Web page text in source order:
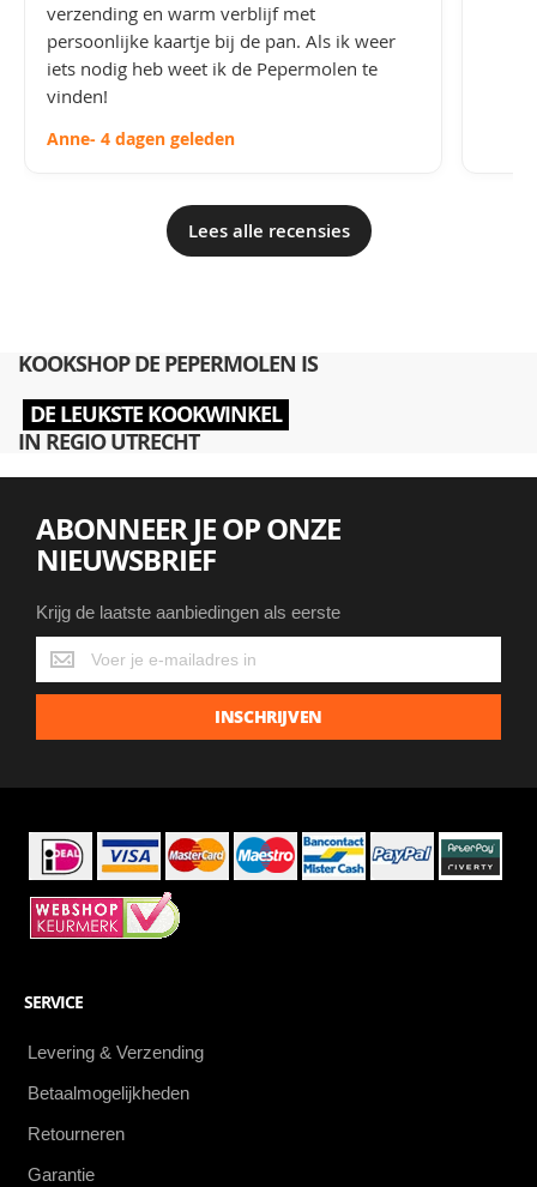
verzending en warm verblijf met
persoonlijke kaartje bij de pan. Als ik weer
iets nodig heb weet ik de Pepermolen te
vinden!
Anne- 4 dagen geleden
Lees alle recensies
KOOKSHOP DE PEPERMOLEN IS
DE LEUKSTE KOOKWINKEL
IN REGIO UTRECHT
ABONNEER JE OP ONZE
NIEUWSBRIEF
Krijg de laatste aanbiedingen als eerste
Krijg
de
laatste
INSCHRIJVEN
SERVICE
Levering & Verzending
Betaalmogelijkheden
Retourneren
Garantie